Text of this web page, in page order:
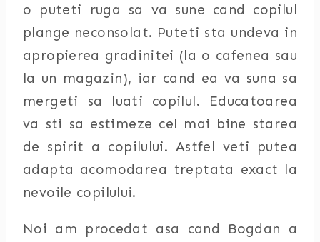
o puteti ruga sa va sune cand copilul
plange neconsolat. Puteti sta undeva in
apropierea gradinitei (la o cafenea sau
la un magazin), iar cand ea va suna sa
mergeti sa luati copilul. Educatoarea
va sti sa estimeze cel mai bine starea
de spirit a copilului. Astfel veti putea
adapta acomodarea treptata exact la
nevoile copilului.
Noi am procedat asa cand Bogdan a